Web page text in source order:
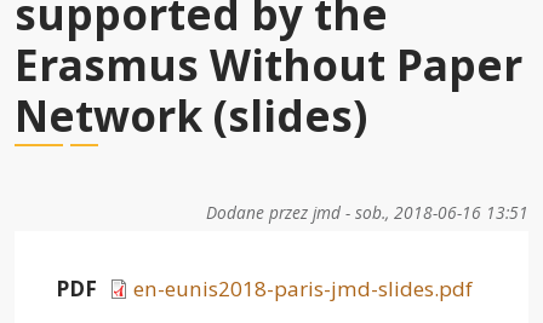
supported by the
Erasmus Without Paper
Network (slides)
Dodane przez jmd - sob., 2018-06-16 13:51
PDF
en-eunis2018-paris-jmd-slides.pdf